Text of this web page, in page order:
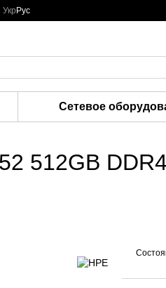
Укр Рус
Сетевое
512GB